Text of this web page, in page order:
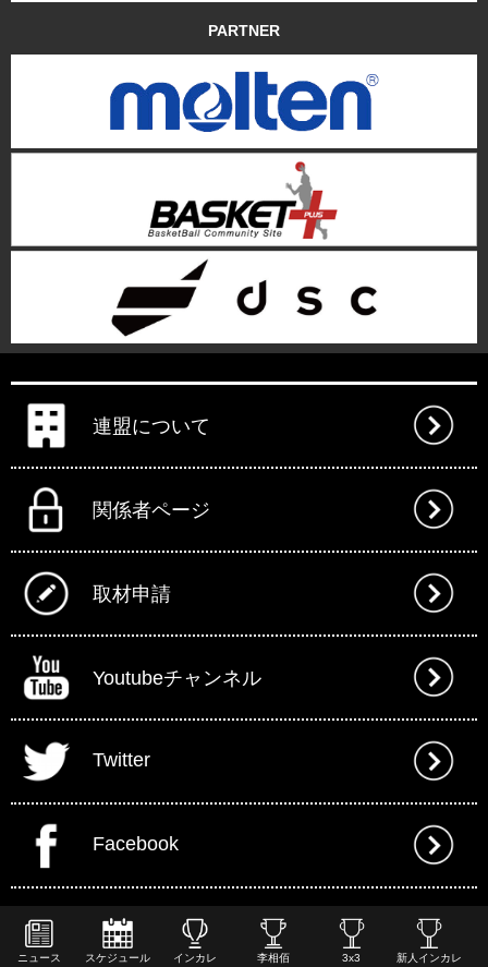
PARTNER
連盟について
関係者ページ
取材申請
Youtubeチャンネル
Twitter
Facebook
ニュース スケジュール インカレ 李相佰 3x3 新人インカレ